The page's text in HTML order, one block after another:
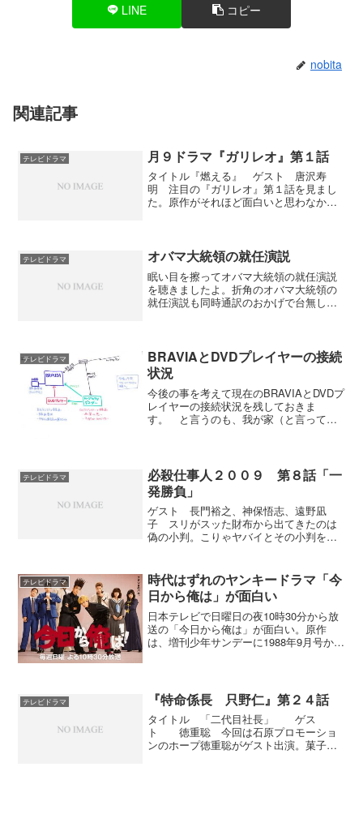
LINE コピー
nobita
関連記事
テレビドラマ 月９ドラマ『ガリレオ』第１話
タイトル『燃える』 ゲスト 唐沢寿
明 注目の『ガリレオ』第１話を見まし
た。原作がそれほど面白いと思わなかっ
川学は二枚目の天才物理学者...
テレビドラマ オバマ大統領の就任演説
眠い目を擦ってオバマ大統領の就任演説
を聴きましたよ。折角のオバマ大統領の
就任演説も同時通訳のおかげで台無し。
かったので演説の途中で寝...
テレビドラマ
BRAVIAとDVDプレイヤーの接続
状況
今後の事を考えて現在のBRAVIAとDVDプ
レイヤーの接続状況を残しておきま
す。 と言うのも、我が家（と言っても
デコーダーを介さずに...
テレビドラマ
必殺仕事人２００９ 第８話「一
発勝負」
ゲスト 長門裕之、神保悟志、遠野凪
子 スリがスッた財布から出てきたのは
偽の小判。こりゃヤバイとその小判を元
身を抜いて戻すということを一瞬で行え
るという（嘘か誠か・・・）...
テレビドラマ
時代はずれのヤンキードラマ「今
日から俺は」が面白い
日本テレビで日曜日の夜10時30分から放
送の「今日から俺は」が面白い。原作
は、増刊少年サンデーに1988年9月号から
テレビドラマ 『特命係長 只野仁』第２４話
タイトル 「二代目社長」 ゲス
ト 徳重聡 今回は石原プロモーショ
ンのホープ徳重聡がゲスト出演。菓子メ